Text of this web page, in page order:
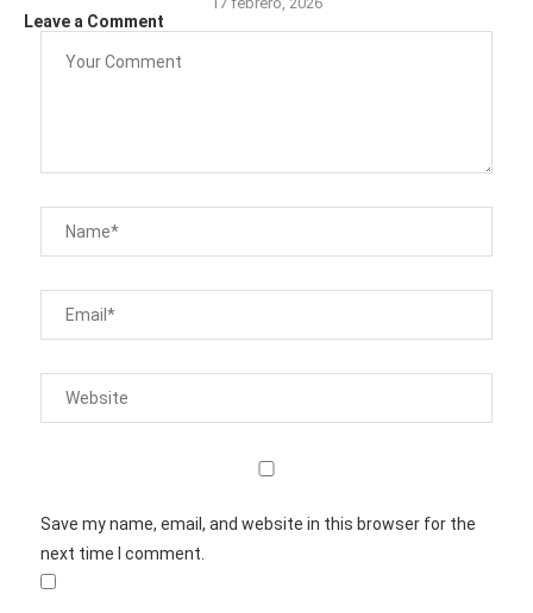
Leave a Comment
Save my name, email, and website in this browser for the
next time I comment.